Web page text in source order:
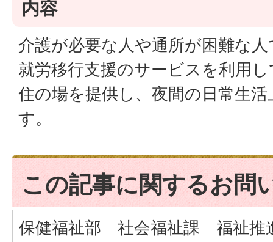
内容
介護が必要な人や通所が困難な
就労移行支援のサービスを利用
住の場を提供し、夜間の日常生
す。
この記事に関するお問
保健福祉部 社会福祉課 福祉推